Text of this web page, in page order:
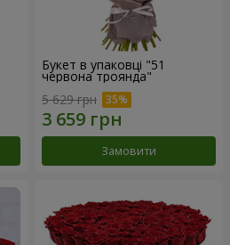
Букет в упаковці "51
червона троянда"
5 629 грн
Замовити